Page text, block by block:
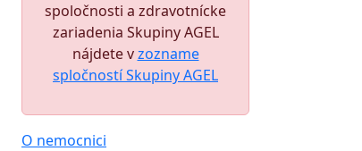
spoločnosti a zdravotnícke
zariadenia Skupiny AGEL
nájdete vzozname
spločností Skupiny AGEL
O nemocnici